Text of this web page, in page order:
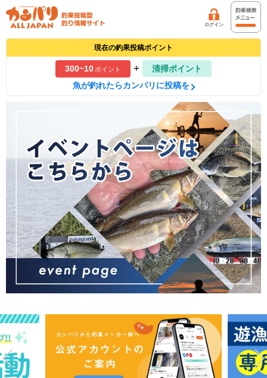
ログイン
現在の釣果投稿ポイント
300~10ポイント +
清掃ポイント
魚が釣れたらカンパリに投稿を